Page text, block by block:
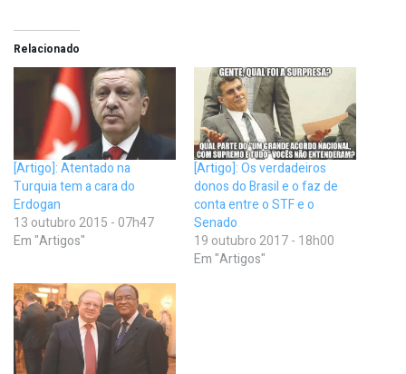
Relacionado
[Artigo]: Atentado na
Turquia tem a cara do
Erdogan
13 outubro 2015 - 07h47
Em "Artigos"
[Artigo]: Os verdadeiros
donos do Brasil e o faz de
conta entre o STF e o
Senado
19 outubro 2017 - 18h00
Em "Artigos"